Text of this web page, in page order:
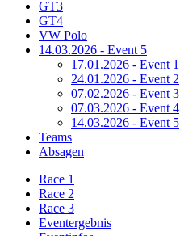
GT3
GT4
VW Polo
14.03.2026 - Event 5
17.01.2026 - Event 1
24.01.2026 - Event 2
07.02.2026 - Event 3
07.03.2026 - Event 4
14.03.2026 - Event 5
Teams
Absagen
Race 1
Race 2
Race 3
Eventergebnis